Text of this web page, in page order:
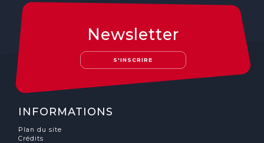
Newsletter
S'INSCRIRE
INFORMATIONS
Plan du site
Crédits